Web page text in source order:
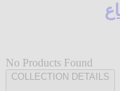
No Products Found
COLLECTION DETAILS